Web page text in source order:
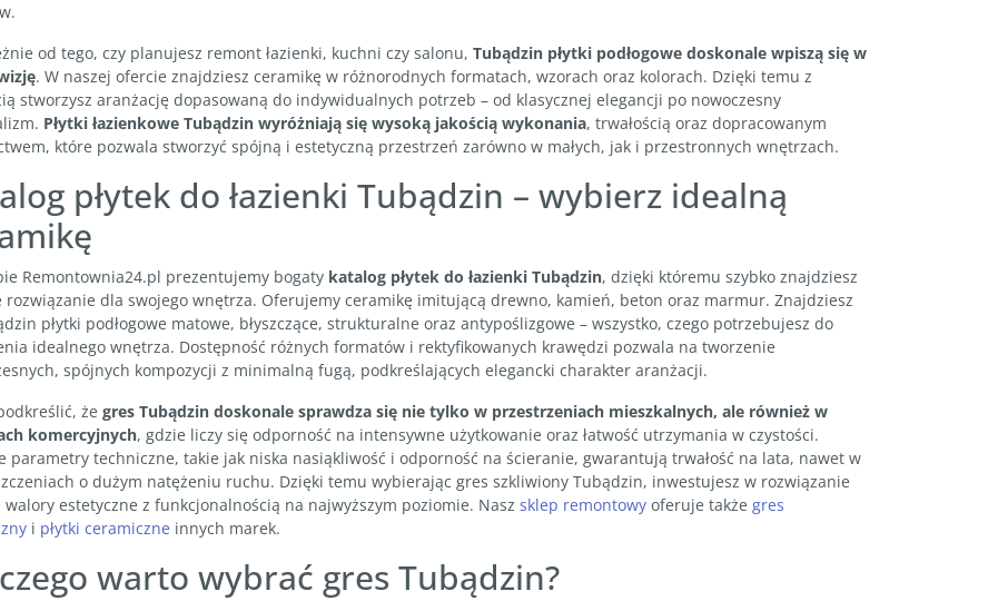
od tego, czy planujesz remont łazienki, kuchni czy salonu, Tubądzin płytki podłogowe doskonale wpiszą się w
. W naszej ofercie znajdziesz ceramikę w różnorodnych formatach, wzorach oraz kolorach. Dzięki temu z
stworzysz aranżację dopasowaną do indywidualnych potrzeb – od klasycznej elegancji po nowoczesny
Płytki łazienkowe Tubądzin wyróżniają się wysoką jakością wykonania, trwałością oraz dopracowanym
które pozwala stworzyć spójną i estetyczną przestrzeń zarówno w małych, jak i przestronnych wnętrzach.
płytek do łazienki Tubądzin – wybierz idealną
Remontownia24.pl prezentujemy bogaty katalog płytek do łazienki Tubądzin, dzięki któremu szybko znajdziesz
rozwiązanie dla swojego wnętrza. Oferujemy ceramikę imitującą drewno, kamień, beton oraz marmur. Znajdziesz
płytki podłogowe matowe, błyszczące, strukturalne oraz antypoślizgowe – wszystko, czego potrzebujesz do
idealnego wnętrza. Dostępność różnych formatów i rektyfikowanych krawędzi pozwala na tworzenie
spójnych kompozycji z minimalną fugą, podkreślających elegancki charakter aranżacji.
że gres Tubądzin doskonale sprawdza się nie tylko w przestrzeniach mieszkalnych, ale również w
komercyjnych, gdzie liczy się odporność na intensywne użytkowanie oraz łatwość utrzymania w czystości.
parametry techniczne, takie jak niska nasiąkliwość i odporność na ścieranie, gwarantują trwałość na lata, nawet w
o dużym natężeniu ruchu. Dzięki temu wybierając gres szkliwiony Tubądzin, inwestujesz w rozwiązanie
walory estetyczne z funkcjonalnością na najwyższym poziomie. Nasz sklep remontowy oferuje także gres
i płytki ceramiczne innych marek.
warto wybrać gres Tubądzin?